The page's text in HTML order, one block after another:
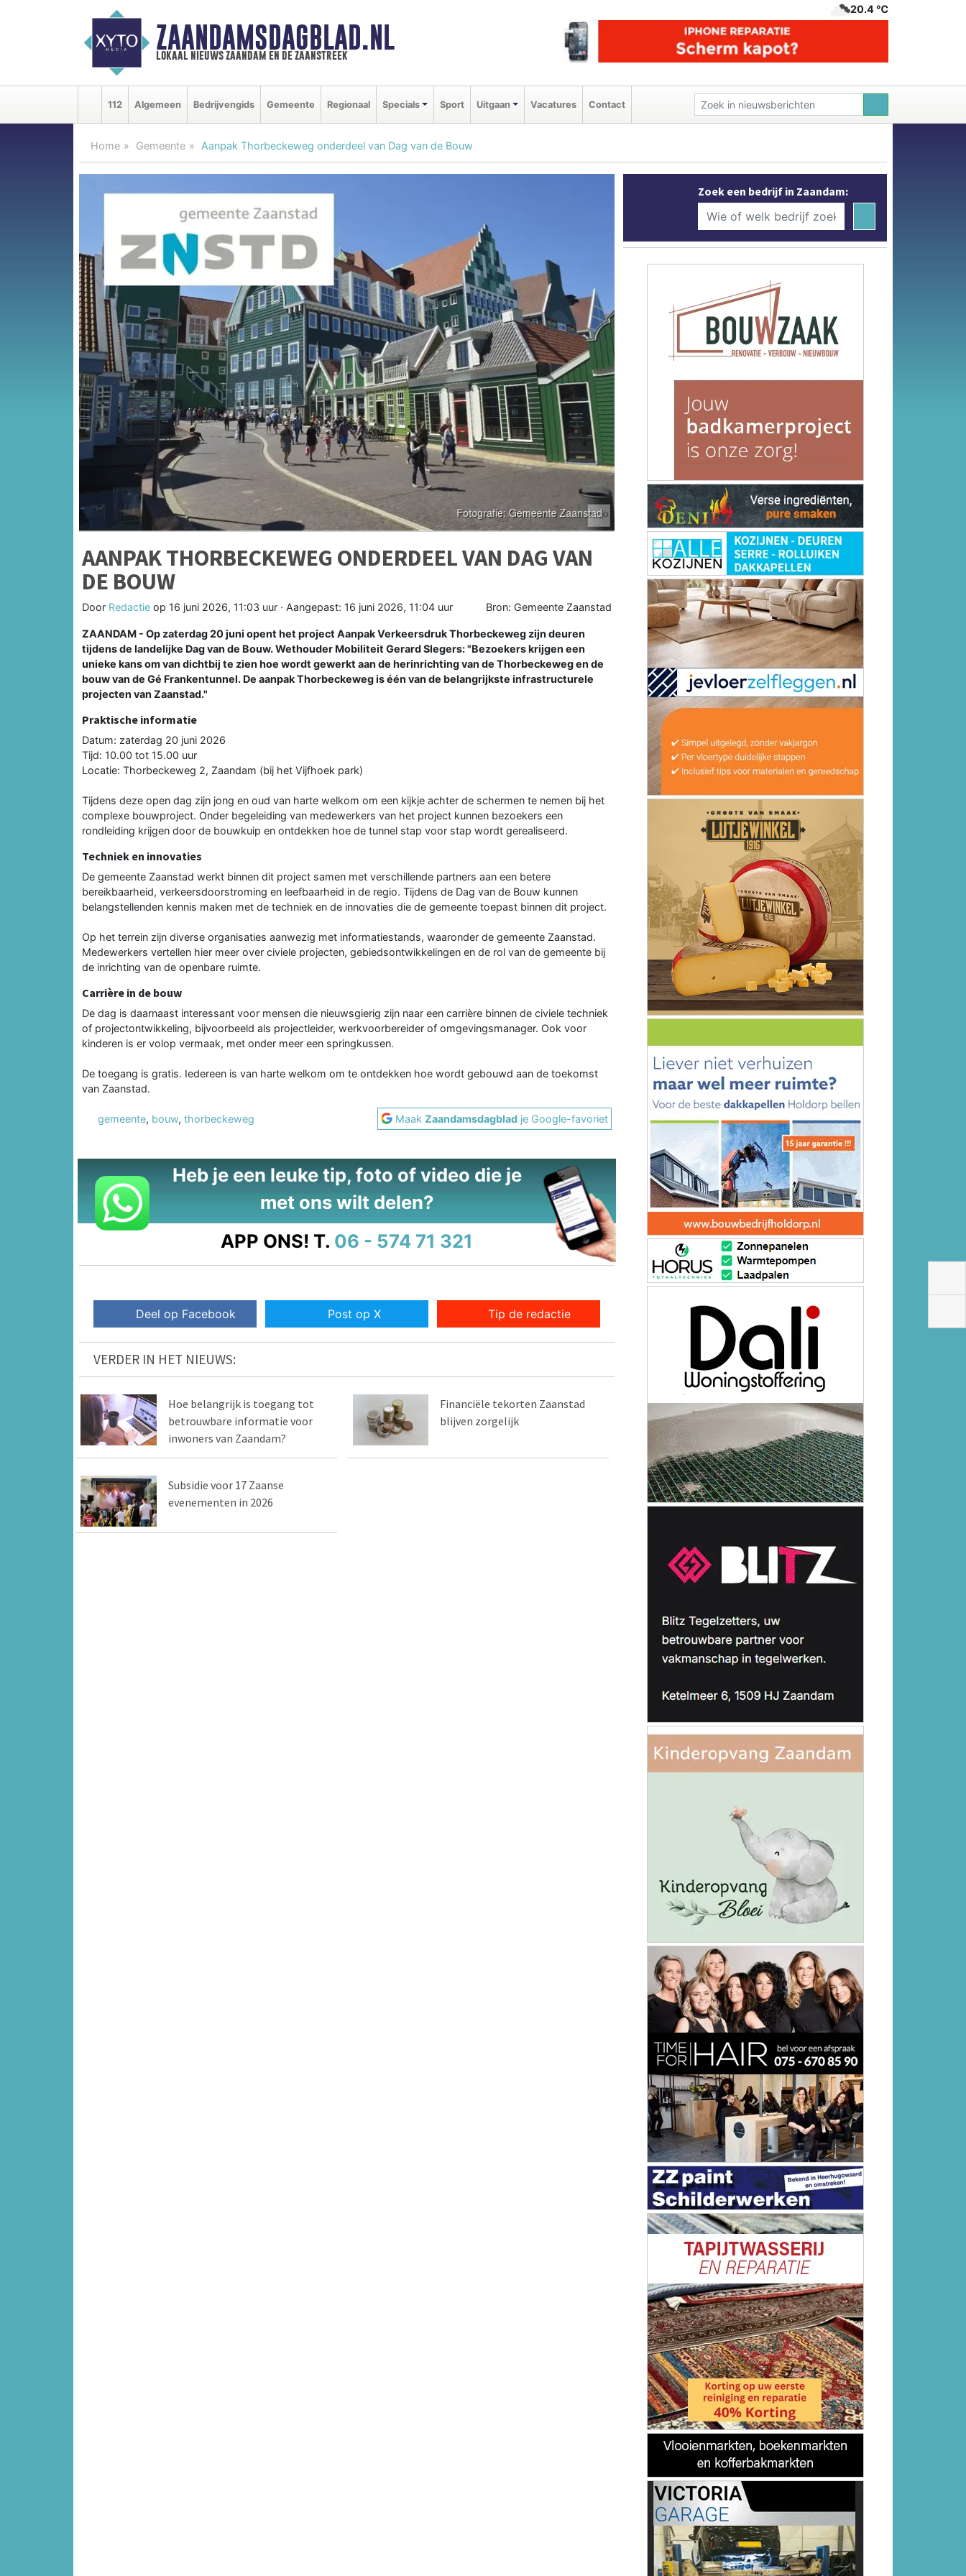
ZAANDAMSDAGBLAD.NL
lokaal nieuws zaandam en de zaanstreek
20.4 ℃
112 Algemeen Bedrijvengids Gemeente Regionaal Specials Sport Uitgaan Vacatures Contact
Home Gemeente Aanpak Thorbeckeweg onderdeel van Dag van de Bouw
AANPAK THORBECKEWEG ONDERDEEL VAN DAG VAN
DE BOUW
Door Redactie op 16 juni 2026, 11:03 uur · Aangepast: 16 juni 2026, 11:04 uur Bron: Gemeente Zaanstad
ZAANDAM - Op zaterdag 20 juni opent het project Aanpak Verkeersdruk Thorbeckeweg zijn deuren
tijdens de landelijke Dag van de Bouw. Wethouder Mobiliteit Gerard Slegers: "Bezoekers krijgen een
unieke kans om van dichtbij te zien hoe wordt gewerkt aan de herinrichting van de Thorbeckeweg en de
bouw van de Gé Frankentunnel. De aanpak Thorbeckeweg is één van de belangrijkste infrastructurele
projecten van Zaanstad."
Praktische informatie
Datum: zaterdag 20 juni 2026
Tijd: 10.00 tot 15.00 uur
Locatie: Thorbeckeweg 2, Zaandam (bij het Vijfhoek park)
Tijdens deze open dag zijn jong en oud van harte welkom om een kijkje achter de schermen te nemen bij het
complexe bouwproject. Onder begeleiding van medewerkers van het project kunnen bezoekers een
rondleiding krijgen door de bouwkuip en ontdekken hoe de tunnel stap voor stap wordt gerealiseerd.
Techniek en innovaties
De gemeente Zaanstad werkt binnen dit project samen met verschillende partners aan een betere
bereikbaarheid, verkeersdoorstroming en leefbaarheid in de regio. Tijdens de Dag van de Bouw kunnen
belangstellenden kennis maken met de techniek en de innovaties die de gemeente toepast binnen dit project.
Op het terrein zijn diverse organisaties aanwezig met informatiestands, waaronder de gemeente Zaanstad.
Medewerkers vertellen hier meer over civiele projecten, gebiedsontwikkelingen en de rol van de gemeente bij
de inrichting van de openbare ruimte.
Carrière in de bouw
De dag is daarnaast interessant voor mensen die nieuwsgierig zijn naar een carrière binnen de civiele techniek
of projectontwikkeling, bijvoorbeeld als projectleider, werkvoorbereider of omgevingsmanager. Ook voor
kinderen is er volop vermaak, met onder meer een springkussen.
De toegang is gratis. Iedereen is van harte welkom om te ontdekken hoe wordt gebouwd aan de toekomst
van Zaanstad.
gemeente, bouw, thorbeckeweg MaakZaandamsdagblad je Google-favoriet
Heb je een leuke tip, foto of video die je
met ons wilt delen?
APP ONS! T. 06 - 574 71 321
Deel op Facebook Post op X Tip de redactie
VERDER IN HET NIEUWS:
Hoe belangrijk is toegang tot
betrouwbare informatie voor
inwoners van Zaandam?
Financiële tekorten Zaanstad
blijven zorgelijk
Subsidie voor 17 Zaanse
evenementen in 2026
Zoek een bedrijf in Zaandam: